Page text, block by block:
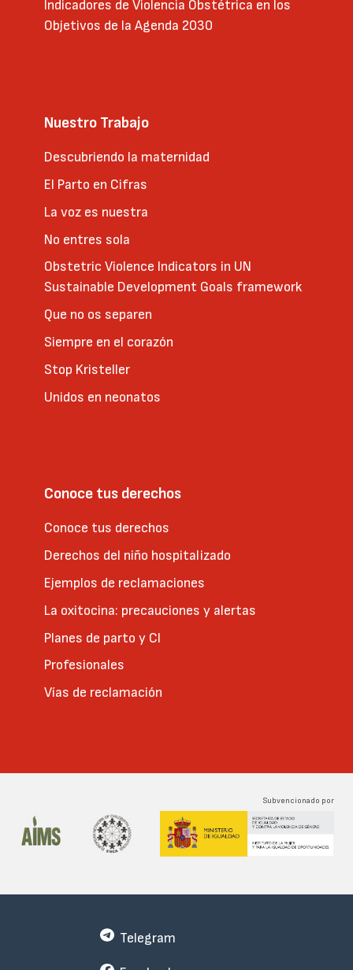
Indicadores de Violencia Obstétrica en los
Objetivos de la Agenda 2030
Nuestro Trabajo
Descubriendo la maternidad
El Parto en Cifras
La voz es nuestra
No entres sola
Obstetric Violence Indicators in UN
Sustainable Development Goals framework
Que no os separen
Siempre en el corazón
Stop Kristeller
Unidos en neonatos
Conoce tus derechos
Conoce tus derechos
Derechos del niño hospitalizado
Ejemplos de reclamaciones
La oxitocina: precauciones y alertas
Planes de parto y CI
Profesionales
Vías de reclamación
Subvencionado por
Telegram